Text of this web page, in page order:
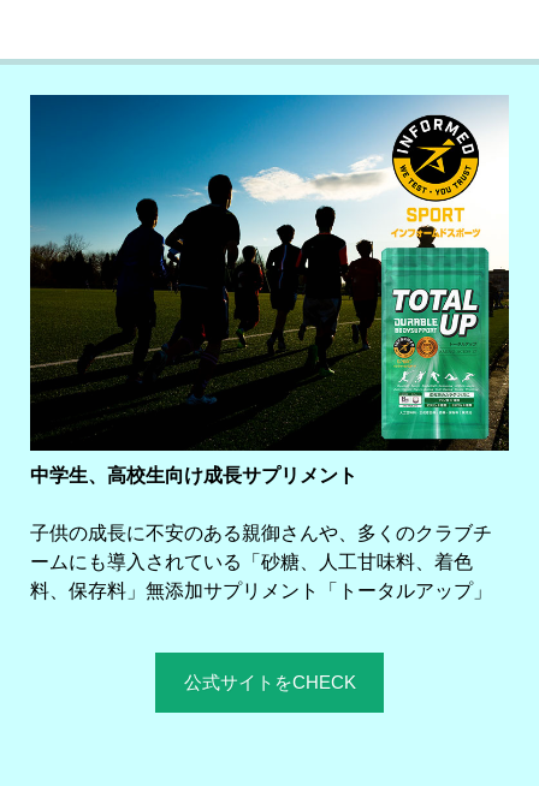
中学生、高校生向け成長サプリメント
子供の成長に不安のある親御さんや、多くのクラブチ
ームにも導入されている「砂糖、人工甘味料、着色
料、保存料」無添加サプリメント「トータルアップ」
公式サイトをCHECK